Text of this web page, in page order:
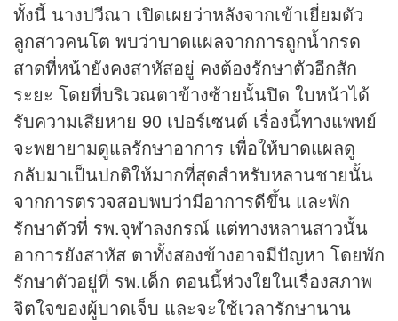
ทั้งนี้ นางปวีณา เปิดเผยว่าหลังจากเข้าเยี่ยมตัว
ลูกสาวคนโต พบว่าบาดแผลจากการถูกน้ำกรด
สาดที่หน้ายังคงสาหัสอยู่ คงต้องรักษาตัวอีกสัก
ระยะ โดยที่บริเวณตาข้างซ้ายนั้นปิด ใบหน้าได้
รับความเสียหาย 90 เปอร์เซนต์ เรื่องนี้ทางแพทย์
จะพยายามดูแลรักษาอาการ เพื่อให้บาดแผลดู
กลับมาเป็นปกติให้มากที่สุดสำหรับหลานชายนั้น
จากการตรวจสอบพบว่ามีอาการดีขึ้น และพัก
รักษาตัวที่ รพ.จุฬาลงกรณ์ แต่ทางหลานสาวนั้น
อาการยังสาหัส ตาทั้งสองข้างอาจมีปัญหา โดยพัก
รักษาตัวอยู่ที่ รพ.เด็ก ตอนนี้ห่วงใยในเรื่องสภาพ
จิตใจของผู้บาดเจ็บ และจะใช้เวลารักษานาน